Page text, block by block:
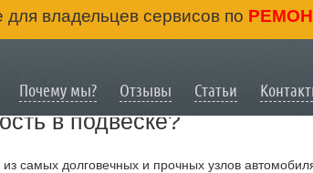
владельцев сервисов по
Почему мы? Отзывы Статьи
в подвеске?
самых долговечных и прочных узлов